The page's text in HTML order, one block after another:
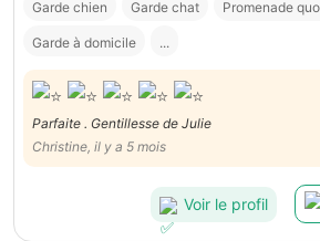
Garde chien Garde chat Promenade
Garde à domicile ...
Parfaite . Gentillesse de Julie
Christine, il y a 5 mois
Voir le profil